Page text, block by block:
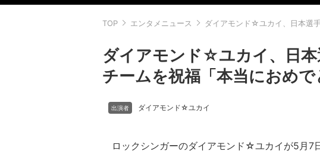
TOP エンタメニュース ダイアモンド☆ユカイ、日本選
ダイアモンド☆ユカイ、日
チームを祝福「本当におめで
ダイアモンド☆ユカイ
ロックシンガーのダイアモンド☆ユカイが5月7